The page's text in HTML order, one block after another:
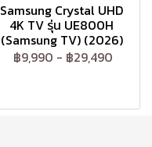
Samsung Crystal UHD
4K TV รุ่น UE800H
(Samsung TV) (2026)
฿9,990 - ฿29,490